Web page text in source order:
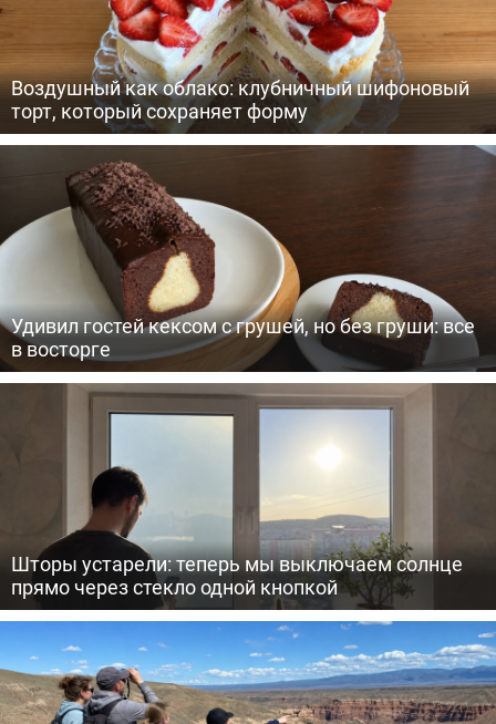
Воздушный как облако: клубничный шифоновый
торт, который сохраняет форму
Удивил гостей кексом с грушей, но без груши: все
в восторге
Шторы устарели: теперь мы выключаем солнце
прямо через стекло одной кнопкой